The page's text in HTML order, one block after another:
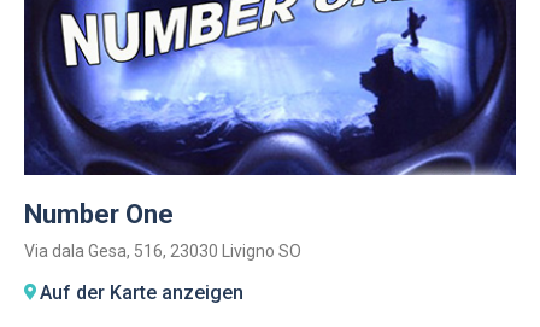
Number One
Via dala Gesa, 516, 23030 Livigno SO
Auf der Karte anzeigen